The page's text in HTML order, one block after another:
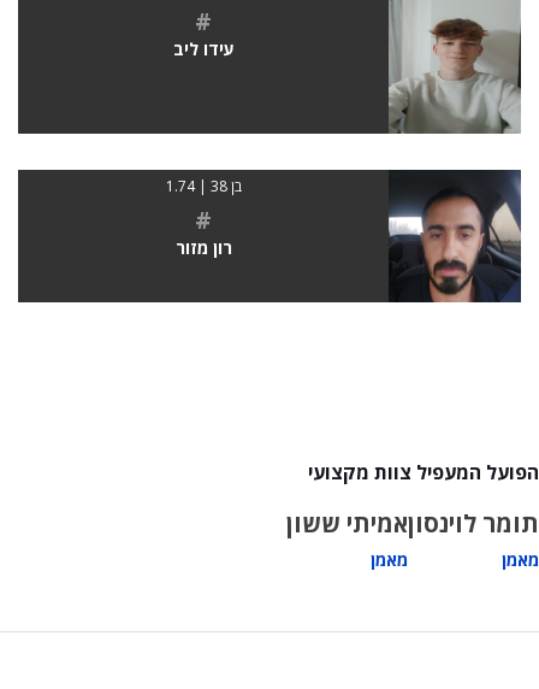
#
עידו ליב
בן 38 | 1.74
#
רון מזור
הפועל המעפיל צוות מקצועי
תומר לוינסון
מאמן
אמיתי ששון
מאמן